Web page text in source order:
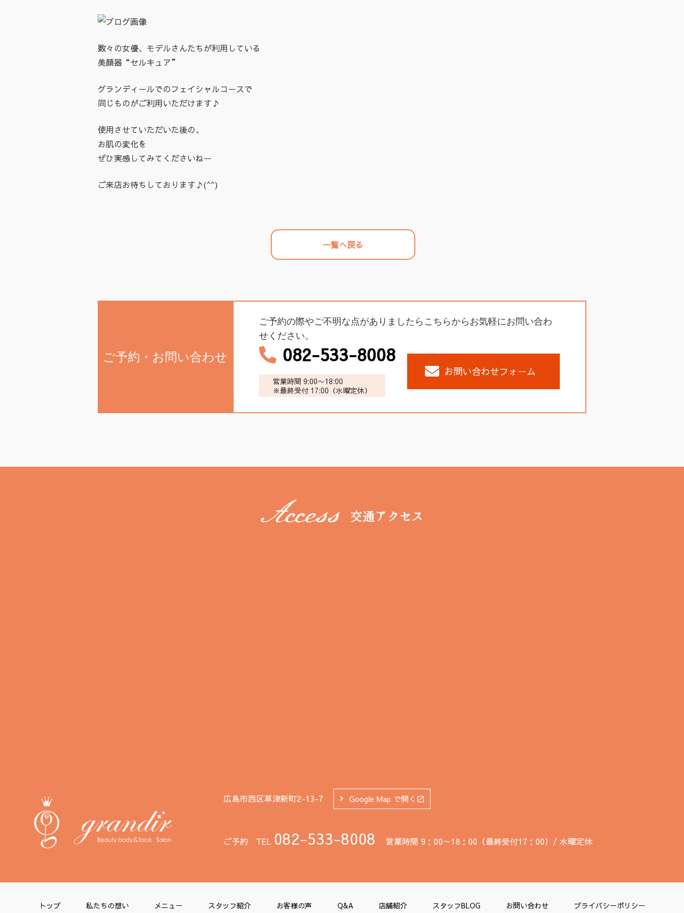
数々の女優、モデルさんたちが利用している
美顔器“セルキュア”
グランディールでのフェイシャルコースで
同じものがご利用いただけます♪
使用させていただいた後の、
お肌の変化を
ぜひ実感してみてくださいねー
ご来店お待ちしております♪(^^)
一覧へ戻る
ご予約・お問い合わせ
ご予約の際やご不明な点がありましたらこちらからお気軽にお問い合わ
せください。
082-533-8008
営業時間 9:00〜18:00
※最終受付 17:00（水曜定休）
お問い合わせフォーム
交通アクセス
広島市西区草津新町2-13-7 Google Map で開く
ご予約 TEL 082-533-8008 営業時間 9：00～18：00（最終受付17：00）/ 水曜定休
トップ 私たちの想い メニュー スタッフ紹介 お客様の声 Q&A 店舗紹介 スタッフBLOG お問い合わせ プライバシーポリシー